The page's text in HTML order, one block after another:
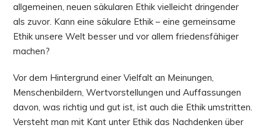
allgemeinen, neuen säkularen Ethik vielleicht dringender
als zuvor. Kann eine säkulare Ethik – eine gemeinsame
Ethik unsere Welt besser und vor allem friedensfähiger
machen?
Vor dem Hintergrund einer Vielfalt an Meinungen,
Menschenbildern, Wertvorstellungen und Auffassungen
davon, was richtig und gut ist, ist auch die Ethik umstritten.
Versteht man mit Kant unter Ethik das Nachdenken über